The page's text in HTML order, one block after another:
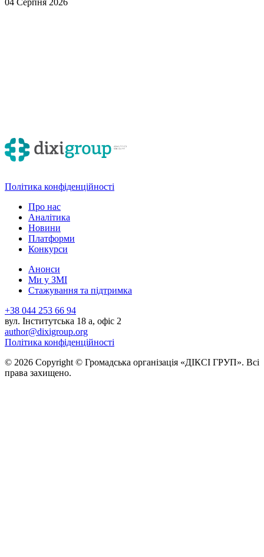
Політика конфіденційності
Про нас
Аналітика
Новини
Платформи
Конкурси
Aнонси
Ми у ЗМІ
Стажування та підтримка
+38 044 253 66 94
вул. Інститутська 18 а, офіс 2
author@dixigroup.org
Політика конфіденційності
© 2026 Copyright © Громадська організація «ДІКСІ ГРУП». Всі
права захищено.